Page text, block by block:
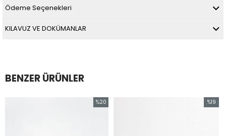
Ödeme Seçenekleri
KILAVUZ VE DOKÜMANLAR
BENZER ÜRÜNLER